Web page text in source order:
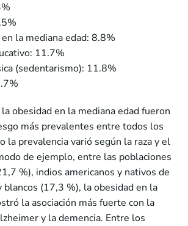
la mediana edad: 8.8%
11.7%
(sedentarismo): 11.8%
obesidad en la mediana edad fueron
más prevalentes entre todos los
la prevalencia varió según la raza y el
de ejemplo, entre las poblaciones
%), indios americanos y nativos de
(17,3 %), la obesidad en la
la asociación más fuerte con la
y la demencia. Entre los